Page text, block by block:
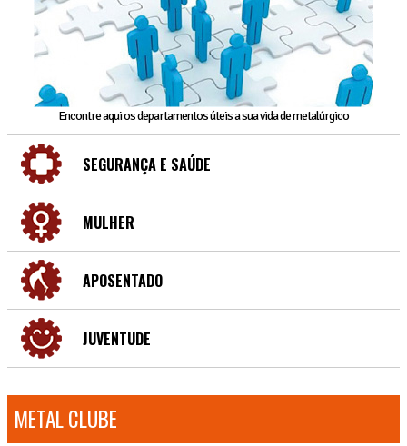
Encontre aqui os departamentos úteis a sua vida de metalúrgico
SEGURANÇA E SAÚDE
MULHER
APOSENTADO
JUVENTUDE
METAL CLUBE